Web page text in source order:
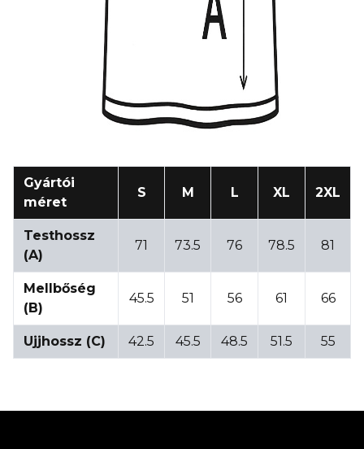
Gyártói
méret
S M L XL 2XL
Testhossz
(A)
71 73.5 76 78.5 81
Mellbőség
(B)
45.5 51 56 61 66
Ujjhossz (C) 42.5 45.5 48.5 51.5 55